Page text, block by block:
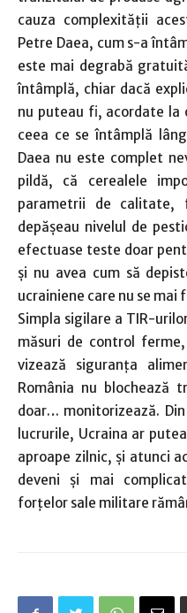
cauza complexităţii
Petre Daea, cum s-a
este mai degrabă
întâmplă, chiar dacă
nu puteau fi, acordate la
ceea ce se întâmplă
Daea nu este complet
pildă, că cerealele
parametrii de calitate,
depăşeau nivelul de
efectuase teste doar
şi nu avea cum să
ucrainiene care nu se mai
Simpla sigilare a TIR-
măsuri de control
vizează siguranţa
România nu blochează
doar… monitorizează.
lucrurile, Ucraina ar
aproape zilnic, şi atunci
deveni şi mai
forţelor sale militare